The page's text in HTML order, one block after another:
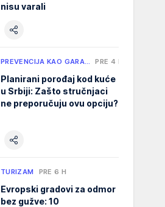
nisu varali
PREVENCIJA KAO GARA… PRE 4 H
Planirani porođaj kod kuće
u Srbiji: Zašto stručnjaci
ne preporučuju ovu opciju?
TURIZAM PRE 6 H
Evropski gradovi za odmor
bez gužve: 10